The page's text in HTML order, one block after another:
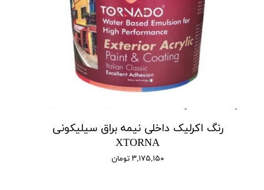
رنگ اکرلیک داخلی نیمه براق سیلیکونی
XTORNA
۳,۱۷۵,۱۵۰ تومان